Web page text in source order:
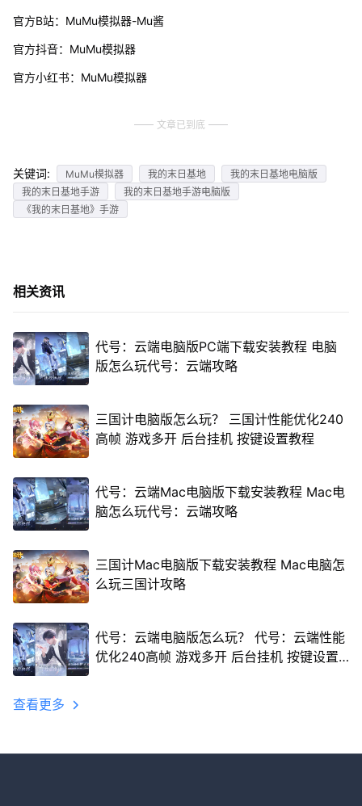
官方B站：MuMu模拟器-Mu酱
官方抖音：MuMu模拟器
官方小红书：MuMu模拟器
文章已到底
关键词: MuMu模拟器 我的末日基地
我的末日基地电脑版
我的末日基地手游
我的末日基地手游电脑版
《我的末日基地》手游
相关资讯
代号：云端电脑版PC端下载安装教程 电脑
版怎么玩代号：云端攻略
三国计电脑版怎么玩？ 三国计性能优化240
高帧 游戏多开 后台挂机 按键设置教程
代号：云端Mac电脑版下载安装教程 Mac电
脑怎么玩代号：云端攻略
三国计Mac电脑版下载安装教程 Mac电脑怎
么玩三国计攻略
代号：云端电脑版怎么玩？ 代号：云端性能
优化240高帧 游戏多开 后台挂机 按键设置
查看更多